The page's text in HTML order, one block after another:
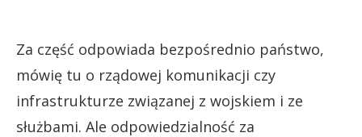
Za część odpowiada bezpośrednio państwo,
mówię tu o rządowej komunikacji czy
infrastrukturze związanej z wojskiem i ze
służbami. Ale odpowiedzialność za